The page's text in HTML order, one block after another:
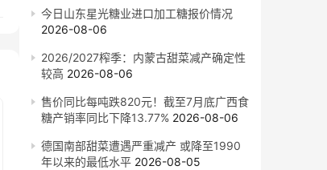
今日山东星光糖业进口加工糖报价情况
2026-08-06
2026/2027榨季：内蒙古甜菜减产确定性
较高 2026-08-06
售价同比每吨跌820元！截至7月底广西食
糖产销率同比下降13.77% 2026-08-06
德国南部甜菜遭遇严重减产 或降至1990
年以来的最低水平 2026-08-05